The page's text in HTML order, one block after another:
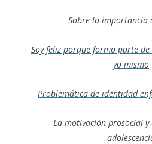
Sobre la importancia
Soy feliz porque formo parte
yo mismo
Problemática de identidad
La motivación prosocial